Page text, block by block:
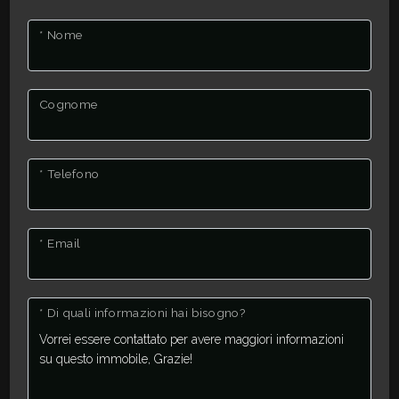
* Nome
Cognome
* Telefono
* Email
* Di quali informazioni hai bisogno?
3
5+
Altre
opzioni